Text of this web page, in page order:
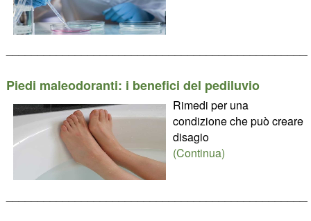
Piedi maleodoranti: i benefici del pediluvio
Rimedi per una
condizione che può creare
disagio
(Continua)